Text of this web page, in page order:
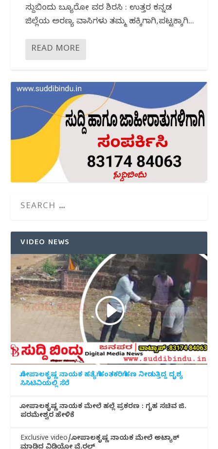
ಸುದ್ದಿಬಿಂದು ಬ್ಯೂರೋ ವರದಿ ಶಿರಸಿ : ಉತ್ತರ ಕನ್ನಡ
ಜಿಲ್ಲೆಯ ಅರಣ್ಯ ವಾಸಿಗಳು ತಮ್ಮ ಹಕ್ಕಿಗಾಗಿ,ಪಟ್ಟಕ್ಕಾಗಿ...
READ MORE
VIDEO NEWS
ಗೋಪಾಲಕೃಷ್ಣ ನಾಯಕ ಹತ್ಯೆಗೆ ಹಂತಕರಿಗೆ ಹಣ ನೀಡುತ್ತಿದ್ದ ದೃಶ್ಯ
ಸಿಸಿಟಿವಿಯಲ್ಲಿ ಸೆರೆ
ಗೋಪಾಲಕೃಷ್ಣ ನಾಯಕ ಮೇಲೆ ಹಲ್ಲೆ ಪ್ರಕರಣ : ಗೃಹ ಸಚಿವ ಜಿ.
ಪರಮೇಶ್ವರ ಹೇಳಿಕೆ
Exclusive video/ಗೋಪಾಲಕೃಷ್ಣ ನಾಯಕ ಮೇಲೆ ಅಟ್ಯಾಕ್